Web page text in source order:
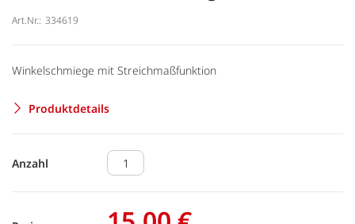
Art.Nr.: 334619
Winkelschmiege mit Streichmaßfunktion
Produktdetails
Anzahl